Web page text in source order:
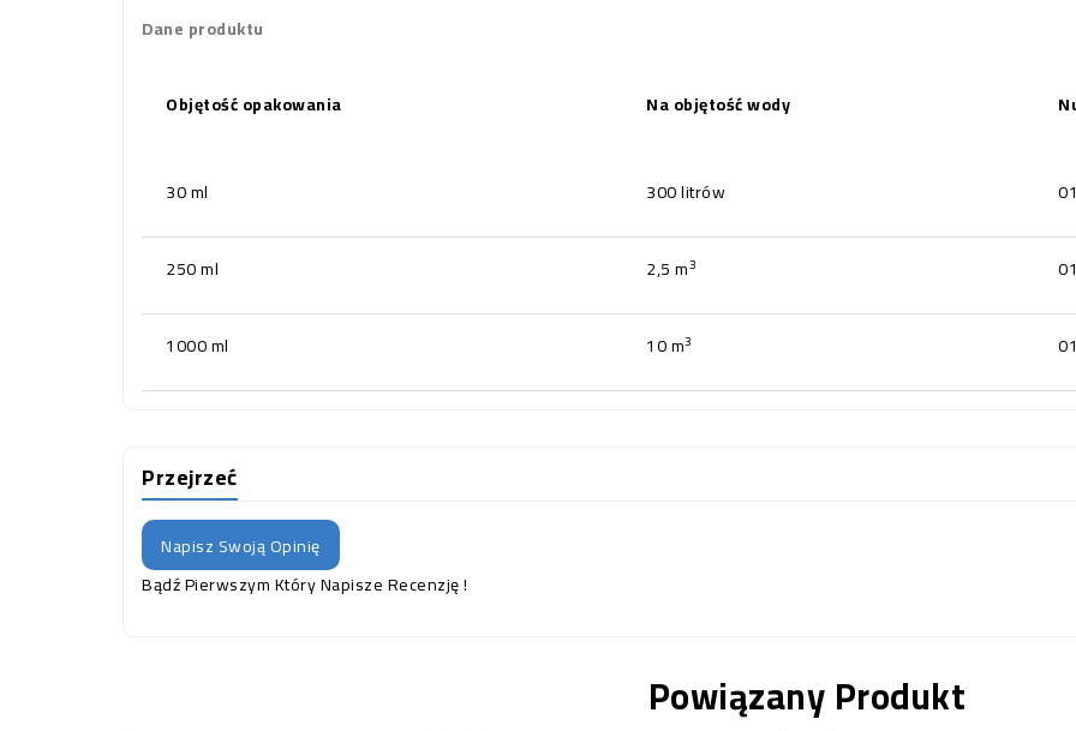
Dane produktu
Objętość opakowania Na objętość wody
30 ml 300 litrów
250 ml 2,5 m3
1000 ml 10 m3
Przejrzeć
Napisz Swoją Opinię
Bądź Pierwszym Który Napisze Recenzję !
Powiązany Produkt